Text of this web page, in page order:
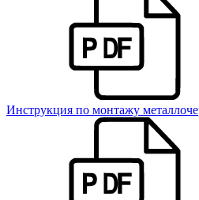
Инструкция по монтажу